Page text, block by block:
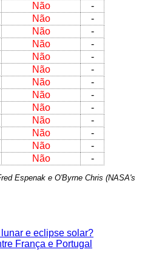
Não
-
Não
-
Não
-
Não
-
Não
-
Não
-
Não
-
Não
-
Não
-
Não
-
Não
-
Não
-
Não -
Espenak e O'Byrne Chris (NASA's
e eclipse solar?
França e Portugal